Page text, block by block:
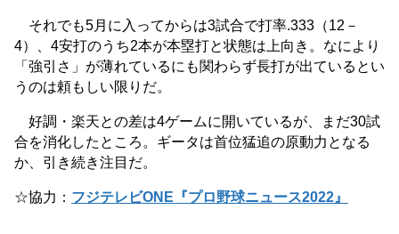
それでも5月に入ってからは3試合で打率.333（12－
4）、4安打のうち2本が本塁打と状態は上向き。なにより
「強引さ」が薄れているにも関わらず長打が出ているとい
うのは頼もしい限りだ。
好調・楽天との差は4ゲームに開いているが、まだ30試
合を消化したところ。ギータは首位猛追の原動力となる
か、引き続き注目だ。
☆協力： フジテレビONE『プロ野球ニュース2022』